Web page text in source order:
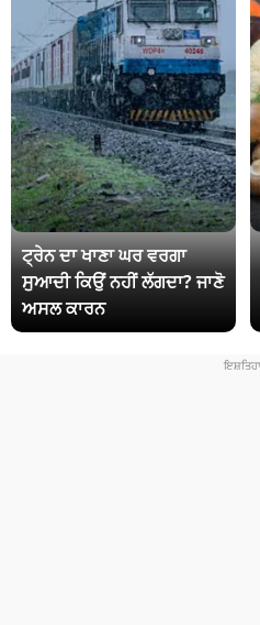
ਟ੍ਰੇਨ ਦਾ ਖਾਣਾ ਘਰ ਵਰਗਾ
ਸੁਆਦੀ ਕਿਉਂ ਨਹੀਂ ਲੱਗਦਾ? ਜਾਣੋ
ਅਸਲ ਕਾਰਨ